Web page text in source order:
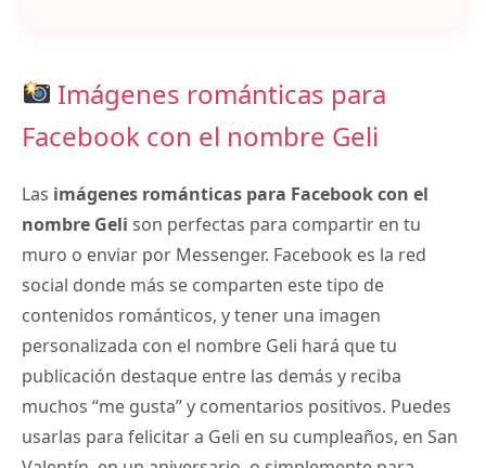
Imágenes románticas para
Facebook con el nombre Geli
Las imágenes románticas para Facebook con el
nombre Geli son perfectas para compartir en tu
muro o enviar por Messenger. Facebook es la red
social donde más se comparten este tipo de
contenidos románticos, y tener una imagen
personalizada con el nombre Geli hará que tu
publicación destaque entre las demás y reciba
muchos “me gusta” y comentarios positivos. Puedes
usarlas para felicitar a Geli en su cumpleaños, en San